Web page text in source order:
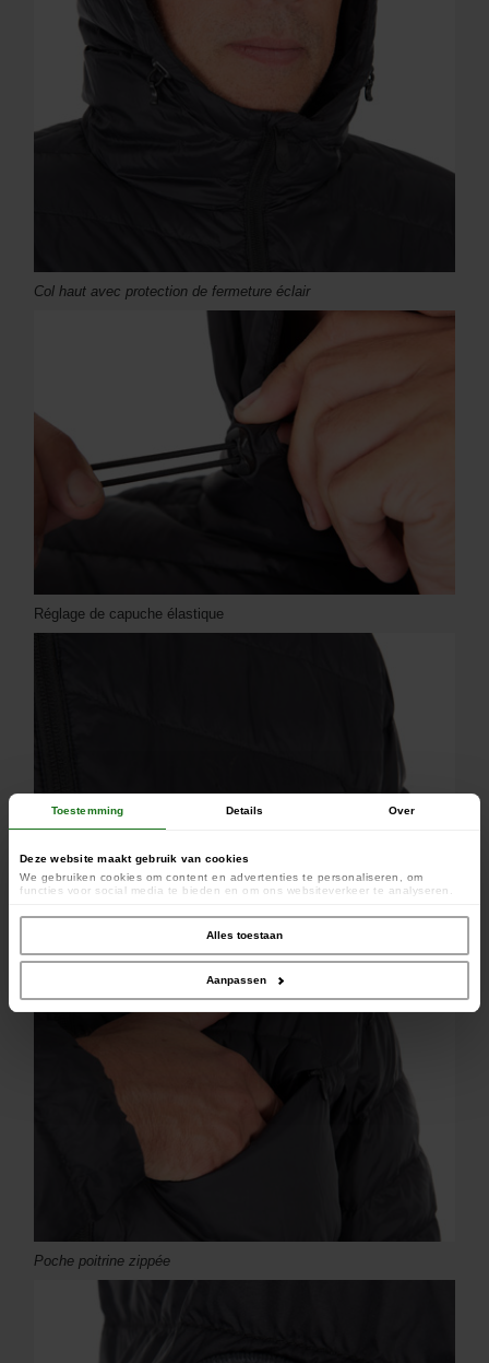
Toestemming Details Over
Deze website maakt gebruik van cookies
We gebruiken cookies om content en advertenties te personaliseren, om
functies voor social media te bieden en om ons websiteverkeer te analyseren.
social media, adverteren en analyse. Deze partners kunnen deze gegevens
combineren met andere informatie die u aan ze heeft verstrekt of die ze hebben
verzameld op basis van uw gebruik van hun services.
Alles toestaan
Aanpassen
Col haut avec protection de fermeture éclair
Réglage de capuche élastique
Logo Fox discret sur la poitrine
Poche poitrine zippée